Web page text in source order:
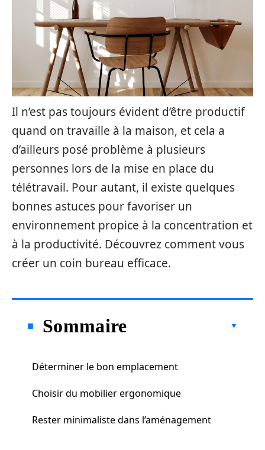
Il n’est pas toujours évident d’être productif
quand on travaille à la maison, et cela a
d’ailleurs posé problème à plusieurs
personnes lors de la mise en place du
télétravail. Pour autant, il existe quelques
bonnes astuces pour favoriser un
environnement propice à la concentration et
à la productivité. Découvrez comment vous
créer un coin bureau efficace.
Sommaire
Déterminer le bon emplacement
Choisir du mobilier ergonomique
Rester minimaliste dans l’aménagement